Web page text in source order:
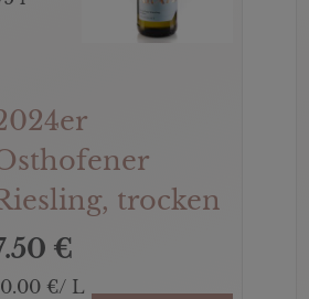
trocken
€
€/ L